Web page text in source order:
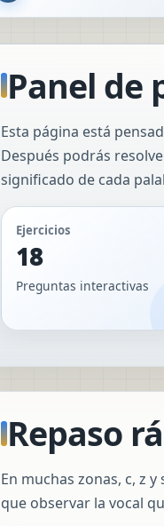
Panel de
Esta página está
Después podrás
significado de cada
Ejercicios
18
Preguntas interactivas
Repaso
En muchas zonas, c, z
que observar la vocal